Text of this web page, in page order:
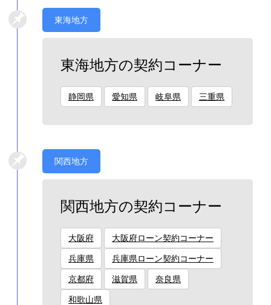
東海地方
東海地方の契約コーナー
静岡県 愛知県 岐阜県 三重県
関西地方
関西地方の契約コーナー
大阪府 大阪府ローン契約コーナー
兵庫県 兵庫県ローン契約コーナー
京都府 滋賀県 奈良県
和歌山県